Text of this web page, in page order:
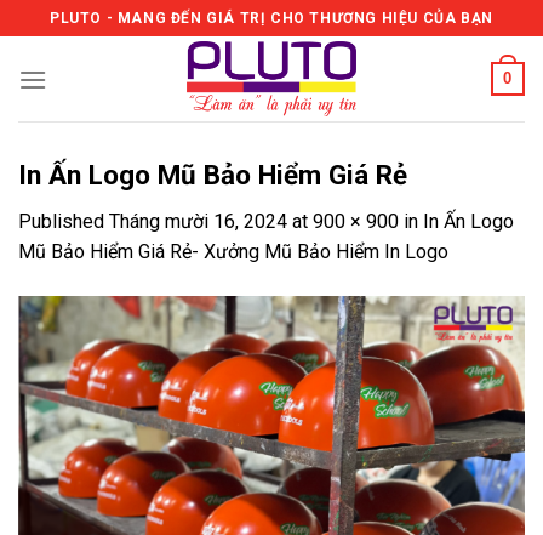
to
content
PLUTO - MANG ĐẾN GIÁ TRỊ CHO THƯƠNG HIỆU CỦA BẠN
0
In Ấn Logo Mũ Bảo Hiểm Giá Rẻ
Published Tháng mười 16, 2024 at 900 × 900 in In Ấn Logo
Mũ Bảo Hiểm Giá Rẻ- Xưởng Mũ Bảo Hiểm In Logo